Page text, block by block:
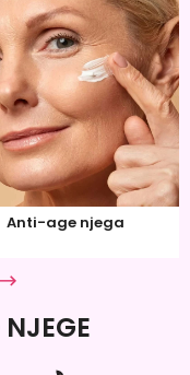
Anti-age njega